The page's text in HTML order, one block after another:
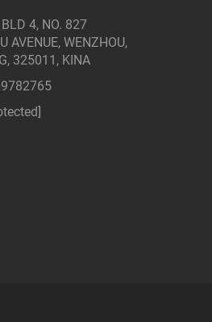
4, NO. 827
AVENUE, WENZHOU,
325011, KINA